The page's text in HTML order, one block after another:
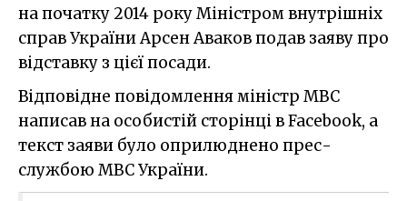
на початку 2014 року Міністром внутрішніх
справ України Арсен Аваков подав заяву про
відставку з цієї посади.
Відповідне повідомлення міністр МВС
написав на особистій сторінці в Facebook, а
текст заяви було оприлюднено прес-
службою МВС України.